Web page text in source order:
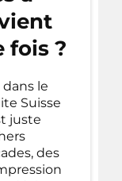
fois ?
le
Suisse
juste
des